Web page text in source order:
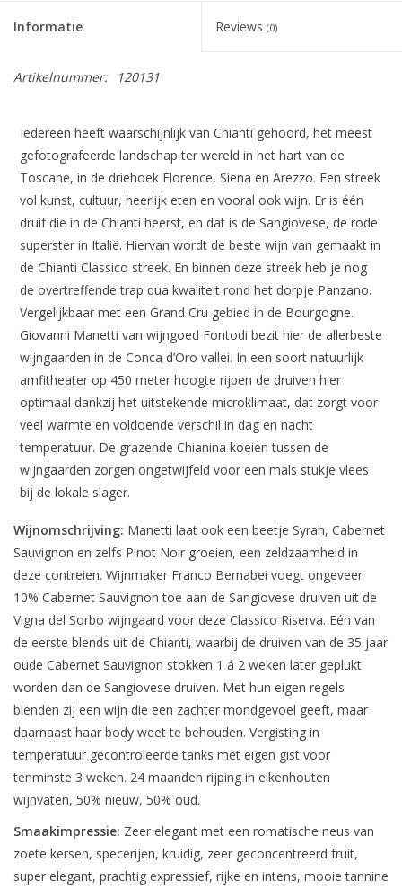
Informatie Reviews (0)
Artikelnummer: 120131
Iedereen heeft waarschijnlijk van Chianti gehoord, het meest
gefotografeerde landschap ter wereld in het hart van de
Toscane, in de driehoek Florence, Siena en Arezzo. Een streek
vol kunst, cultuur, heerlijk eten en vooral ook wijn. Er is één
druif die in de Chianti heerst, en dat is de Sangiovese, de rode
superster in Italië. Hiervan wordt de beste wijn van gemaakt in
de Chianti Classico streek. En binnen deze streek heb je nog
de overtreffende trap qua kwaliteit rond het dorpje Panzano.
Vergelijkbaar met een Grand Cru gebied in de Bourgogne.
Giovanni Manetti van wijngoed Fontodi bezit hier de allerbeste
wijngaarden in de Conca d’Oro vallei. In een soort natuurlijk
amfitheater op 450 meter hoogte rijpen de druiven hier
optimaal dankzij het uitstekende microklimaat, dat zorgt voor
veel warmte en voldoende verschil in dag en nacht
temperatuur. De grazende Chianina koeien tussen de
wijngaarden zorgen ongetwijfeld voor een mals stukje vlees
bij de lokale slager.
Wijnomschrijving: Manetti laat ook een beetje Syrah, Cabernet
Sauvignon en zelfs Pinot Noir groeien, een zeldzaamheid in
deze contreien. Wijnmaker Franco Bernabei voegt ongeveer
10% Cabernet Sauvignon toe aan de Sangiovese druiven uit de
Vigna del Sorbo wijngaard voor deze Classico Riserva. Eén van
de eerste blends uit de Chianti, waarbij de druiven van de 35 jaar
oude Cabernet Sauvignon stokken 1 á 2 weken later geplukt
worden dan de Sangiovese druiven. Met hun eigen regels
blenden zij een wijn die een zachter mondgevoel geeft, maar
daarnaast haar body weet te behouden. Vergisting in
temperatuur gecontroleerde tanks met eigen gist voor
tenminste 3 weken. 24 maanden rijping in eikenhouten
wijnvaten, 50% nieuw, 50% oud.
Smaakimpressie: Zeer elegant met een romatische neus van
zoete kersen, specerijen, kruidig, zeer geconcentreerd fruit,
super elegant, prachtig expressief, rijke en intens, mooie tannine